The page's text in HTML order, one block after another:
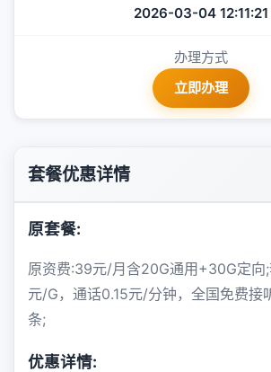
2026-03-04 12:11:21
办理方式
立即办理
套餐优惠详情
原套餐:
原资费:39元/月含20G通用+30G定向
元/G，通话0.15元/分钟，全国免费接
条;
优惠详情: